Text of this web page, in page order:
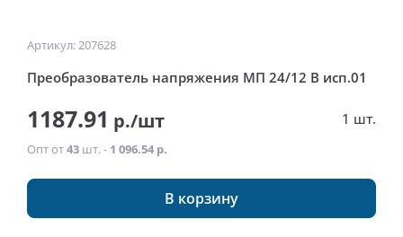
Артикул: 207628
Преобразователь напряжения МП 24/12 В исп.01
1187.91 р./шт 1 шт.
Опт от43 шт. - 1 096.54 р.
В корзину